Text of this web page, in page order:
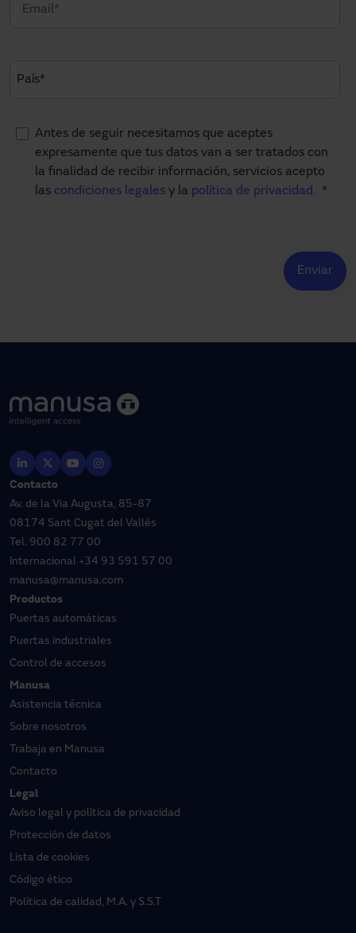
Antes de seguir necesitamos que aceptes
expresamente que tus datos van a ser tratados con
la finalidad de recibir información, servicios acepto
Contacto
Av. de la Via Augusta, 85-87
08174 Sant Cugat del Vallès
Tel.900 82 77 00
Internacional+34 93 591 57 00
manusa@manusa.com
Productos
Puertas automáticas
Puertas industriales
Control de accesos
Manusa
Asistencia técnica
Sobre nosotros
Trabaja en Manusa
Contacto
Legal
Aviso legal y política de privacidad
Protección de datos
Lista de cookies
Código ético